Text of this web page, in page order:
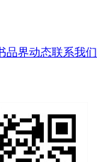
品界动态联系我们